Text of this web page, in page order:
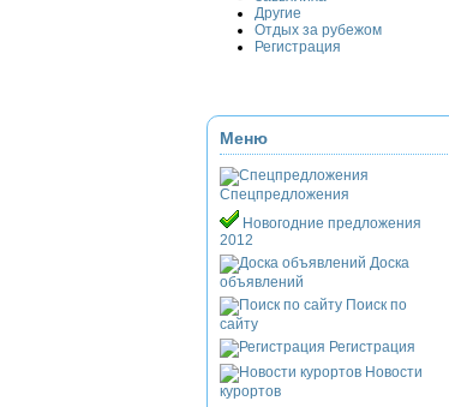
Другие
Отдых за рубежом
Регистрация
Меню
Спецпредложения
Новогодние предложения
2012
Доска
объявлений
Поиск по
сайту
Регистрация
Новости
курортов